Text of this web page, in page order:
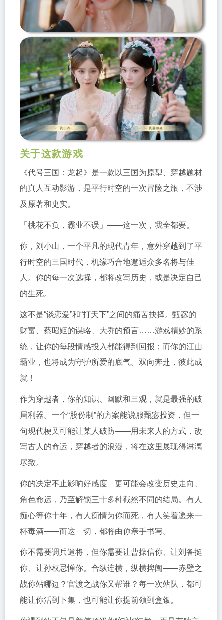
关于这款游戏
《代号三国：龙起》是一款以三国为原型、穿越题材
的真人互动影游，是平行时空的一次冒险之旅，不涉
及原著和史实。
「桃花不负，霸业不误」——这一次，我全都要。
你，刘小山，一个平凡的现代青年，意外穿越到了平
行时空的三国时代，机缘巧合地邂逅众多名将与佳
人。你的每一次选择，都将改写历史，或是决定自己
的生死。
这不是“谈恋爱”和“打天下”之间的痛苦抉择。甄宓的
财富、蔡昭姬的谋略、大乔的预言……游戏精妙的系
统，让你的每段情感投入都能得到回报；而你的江山
霸业，也将成为守护所爱的底气。双向奔赴，彼此成
就！
作为穿越者，你的知识、幽默和三观，就是最强的破
局利器。一个“股份制”的方案能说服甄宓投资，但一
句现代梗又可能让某人破防——用未来人的方式，改
写古人的命运，穿越者的浪漫，将在这里展现得淋漓
尽致。
你的决定不止影响好感度，更可能会改变历史走向、
角色命运，乃至解锁三十多种截然不同的结局。有人
痴心等你十年，有人痴情为你而死，有人笑着递来一
杯毒酒——而这一切，都将由你亲手书写。
你不需要调兵遣将，但你需要让曹操信你、让刘备挺
你、让孙权忌惮你。合纵连横，纵横捭阖——赤壁之
战你站哪边？官渡之战你又帮谁？每一次站队，都可
能让你活到下集，也可能让你提前领到盒饭。